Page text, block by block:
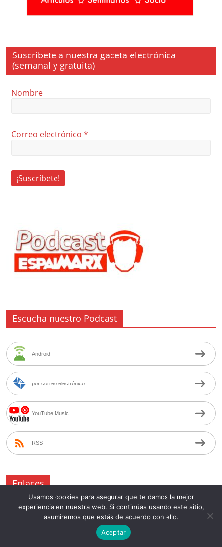
Suscríbete a nuestra gaceta electrónica
(semanal y gratuita)
Nombre
Correo electrónico*
Escucha nuestro Podcast
Android
por correo electrónico
YouTube Music
RSS
Enlaces
Biblioteca Virtual
Síguenos en FACEBOOK
Usamos cookies para asegurar que te damos la mejor
experiencia en nuestra web. Si continúas usando este sitio,
asumiremos que estás de acuerdo con ello.
Aceptar